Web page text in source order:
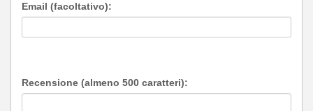
Email (facoltativo):
Recensione (almeno 500 caratteri):